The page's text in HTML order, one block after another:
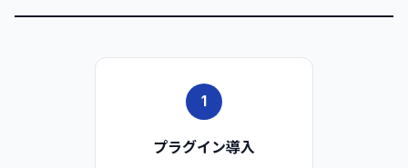
1
プラグイン導入